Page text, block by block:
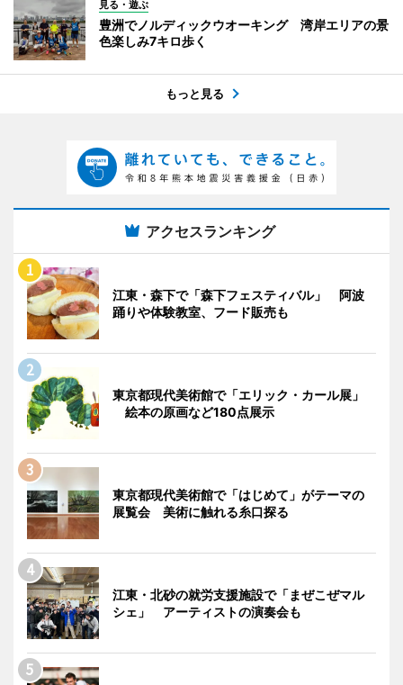
見る・遊ぶ
豊洲でノルディックウオーキング 湾岸エリアの景
色楽しみ7キロ歩く
もっと見る
アクセスランキング
江東・森下で「森下フェスティバル」 阿波
踊りや体験教室、フード販売も
東京都現代美術館で「エリック・カール展」
絵本の原画など180点展示
東京都現代美術館で「はじめて」がテーマの
展覧会 美術に触れる糸口探る
江東・北砂の就労支援施設で「まぜこぜマル
シェ」 アーティストの演奏会も